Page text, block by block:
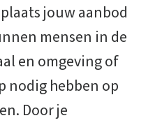
jouw aanbod
mensen in de
en omgeving of
nodig hebben op
Door je